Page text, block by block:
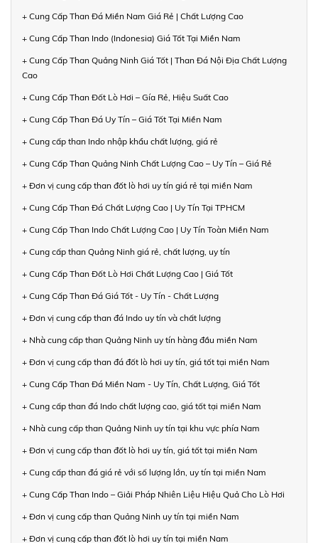
+ Cung Cấp Than Đá Miền Nam Giá Rẻ | Chất Lượng Cao
+ Cung Cấp Than Indo (Indonesia) Giá Tốt Tại Miền Nam
+ Cung Cấp Than Quảng Ninh Giá Tốt | Than Đá Nội Địa Chất Lượng
Cao
+ Cung Cấp Than Đốt Lò Hơi – Gía Rẻ, Hiệu Suất Cao
+ Cung Cấp Than Đá Uy Tín – Giá Tốt Tại Miền Nam
+ Cung cấp than Indo nhập khẩu chất lượng, giá rẻ
+ Cung Cấp Than Quảng Ninh Chất Lượng Cao – Uy Tín – Giá Rẻ
+ Đơn vị cung cấp than đốt lò hơi uy tín giá rẻ tại miền Nam
+ Cung Cấp Than Đá Chất Lượng Cao | Uy Tín Tại TPHCM
+ Cung Cấp Than Indo Chất Lượng Cao | Uy Tín Toàn Miền Nam
+ Cung cấp than Quảng Ninh giá rẻ, chất lượng, uy tín
+ Cung Cấp Than Đốt Lò Hơi Chất Lượng Cao | Giá Tốt
+ Cung Cấp Than Đá Giá Tốt - Uy Tín - Chất Lượng
+ Đơn vị cung cấp than đá Indo uy tín và chất lượng
+ Nhà cung cấp than Quảng Ninh uy tín hàng đầu miền Nam
+ Đơn vị cung cấp than đá đốt lò hơi uy tín, giá tốt tại miền Nam
+ Cung Cấp Than Đá Miền Nam - Uy Tín, Chất Lượng, Giá Tốt
+ Cung cấp than đá Indo chất lượng cao, giá tốt tại miền Nam
+ Nhà cung cấp than Quảng Ninh uy tín tại khu vực phía Nam
+ Đơn vị cung cấp than đốt lò hơi uy tín, giá tốt tại miền Nam
+ Cung cấp than đá giá rẻ với số lượng lớn, uy tín tại miền Nam
+ Cung Cấp Than Indo – Giải Pháp Nhiên Liệu Hiệu Quả Cho Lò Hơi
+ Đơn vị cung cấp than Quảng Ninh uy tín tại miền Nam
+ Đơn vị cung cấp than đốt lò hơi uy tín tại miền Nam